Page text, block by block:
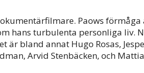
Paows
hans turbulenta personliga liv.
bland annat Hugo Rosas,
Arvid Stenbäcken, och